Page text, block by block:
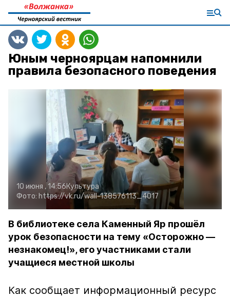
Юным черноярцам напомнили
правила безопасного поведения
10 июня , 14:56Культура
Фото: https://vk.ru/wall-138576113_4017
В библиотеке села Каменный Яр прошёл
урок безопасности на тему «Осторожно —
незнакомец!», его участниками стали
учащиеся местной школы
Как сообщает информационный ресурс